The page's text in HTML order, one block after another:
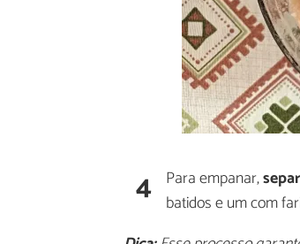
4 Para empanar,
batidos e um com